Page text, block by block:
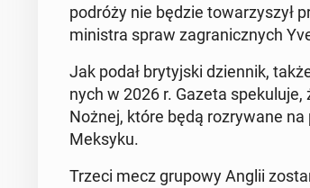
podróży nie będzie to­wa­rzy­szył
mi­ni­stra spraw za­gra­nicz­nych
Jak podał bry­tyj­ski dzien­nik,
nych w 2026 r. Gazeta
Nożnej, które będą roz­ry­wa­ne
Meksyku.
Trzeci mecz grupowy Anglii